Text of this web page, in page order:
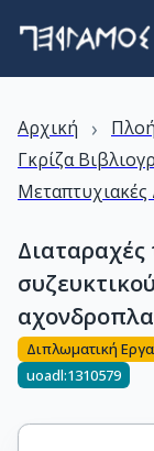
Αρχική ›
Γκρίζα
Μεταπτυχιακές
Διαταραχές
Διπλωματική
uoadl:1310579